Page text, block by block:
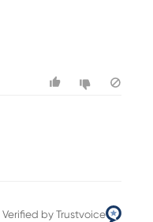
Verified by Trustvoice